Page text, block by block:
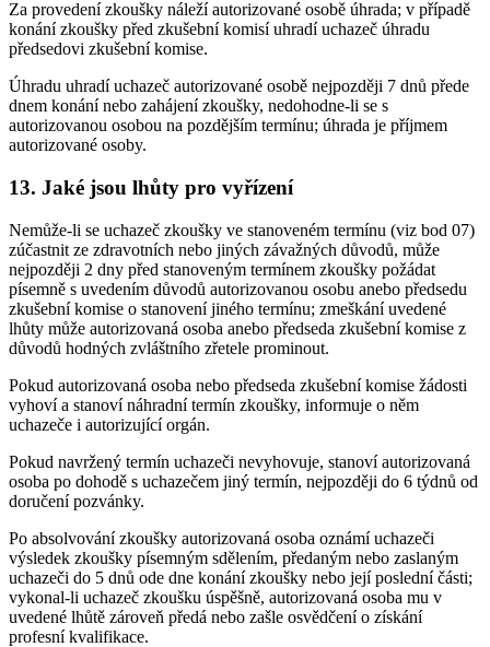
Za provedení zkoušky náleží autorizované osobě úhrada; v případě
konání zkoušky před zkušební komisí uhradí uchazeč úhradu
předsedovi zkušební komise.
Úhradu uhradí uchazeč autorizované osobě nejpozději 7 dnů přede
dnem konání nebo zahájení zkoušky, nedohodne-li se s
autorizovanou osobou na pozdějším termínu; úhrada je příjmem
autorizované osoby.
13. Jaké jsou lhůty pro vyřízení
Nemůže-li se uchazeč zkoušky ve stanoveném termínu (viz bod 07)
zúčastnit ze zdravotních nebo jiných závažných důvodů, může
nejpozději 2 dny před stanoveným termínem zkoušky požádat
písemně s uvedením důvodů autorizovanou osobu anebo předsedu
zkušební komise o stanovení jiného termínu; zmeškání uvedené
lhůty může autorizovaná osoba anebo předseda zkušební komise z
důvodů hodných zvláštního zřetele prominout.
Pokud autorizovaná osoba nebo předseda zkušební komise žádosti
vyhoví a stanoví náhradní termín zkoušky, informuje o něm
uchazeče i autorizující orgán.
Pokud navržený termín uchazeči nevyhovuje, stanoví autorizovaná
osoba po dohodě s uchazečem jiný termín, nejpozději do 6 týdnů od
doručení pozvánky.
Po absolvování zkoušky autorizovaná osoba oznámí uchazeči
výsledek zkoušky písemným sdělením, předaným nebo zaslaným
uchazeči do 5 dnů ode dne konání zkoušky nebo její poslední části;
vykonal-li uchazeč zkoušku úspěšně, autorizovaná osoba mu v
uvedené lhůtě zároveň předá nebo zašle osvědčení o získání
profesní kvalifikace.